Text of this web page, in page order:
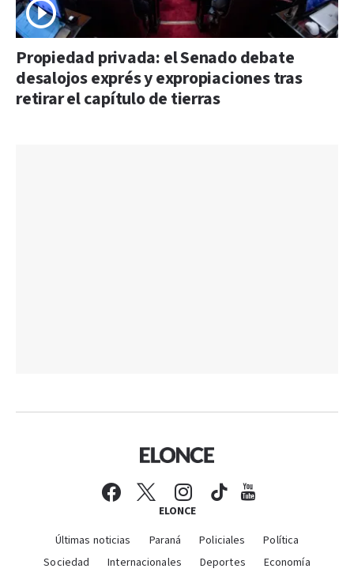
Propiedad privada: el Senado debate
desalojos exprés y expropiaciones tras
retirar el capítulo de tierras
ELONCE
Últimas noticias Paraná Policiales
Política
Sociedad
Internacionales Deportes Economía